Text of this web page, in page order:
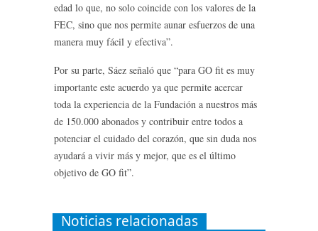
edad lo que, no solo coincide con los valores de la
FEC, sino que nos permite aunar esfuerzos de una
manera muy fácil y efectiva”.
Por su parte, Sáez señaló que “para GO fit es muy
importante este acuerdo ya que permite acercar
toda la experiencia de la Fundación a nuestros más
de 150.000 abonados y contribuir entre todos a
potenciar el cuidado del corazón, que sin duda nos
ayudará a vivir más y mejor, que es el último
objetivo de GO fit”.
Noticias relacionadas